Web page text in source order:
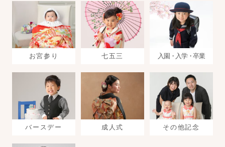
お宮参り 七五三 入園・入学・卒業
バースデー 成人式 その他記念